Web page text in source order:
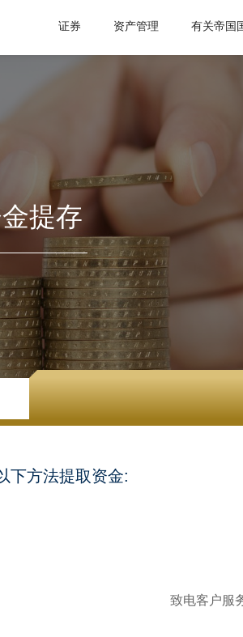
证券 资产管理 有关帝国
提存
下方法提取资金:
致电客户服